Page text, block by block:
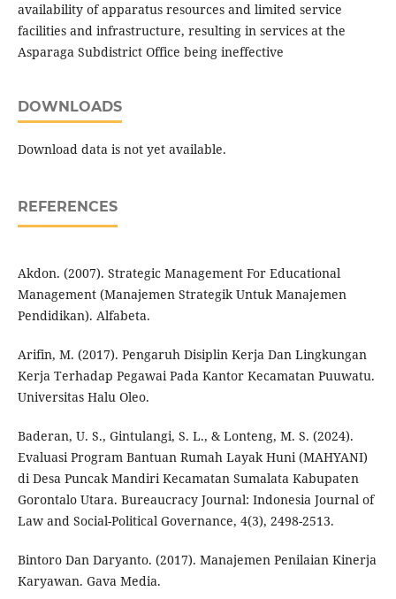
availability of apparatus resources and limited service
facilities and infrastructure, resulting in services at the
Asparaga Subdistrict Office being ineffective
DOWNLOADS
Download data is not yet available.
REFERENCES
Akdon. (2007). Strategic Management For Educational
Management (Manajemen Strategik Untuk Manajemen
Pendidikan). Alfabeta.
Arifin, M. (2017). Pengaruh Disiplin Kerja Dan Lingkungan
Kerja Terhadap Pegawai Pada Kantor Kecamatan Puuwatu.
Universitas Halu Oleo.
Baderan, U. S., Gintulangi, S. L., & Lonteng, M. S. (2024).
Evaluasi Program Bantuan Rumah Layak Huni (MAHYANI)
di Desa Puncak Mandiri Kecamatan Sumalata Kabupaten
Gorontalo Utara. Bureaucracy Journal: Indonesia Journal of
Law and Social-Political Governance, 4(3), 2498-2513.
Bintoro Dan Daryanto. (2017). Manajemen Penilaian Kinerja
Karyawan. Gava Media.